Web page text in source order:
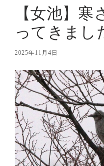
【女池】
ってきまし
2025年11月4日